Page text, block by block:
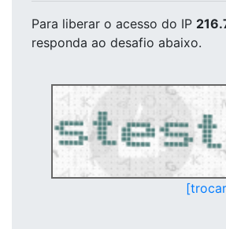
Para liberar o acesso do IP
responda ao desafio abaixo.